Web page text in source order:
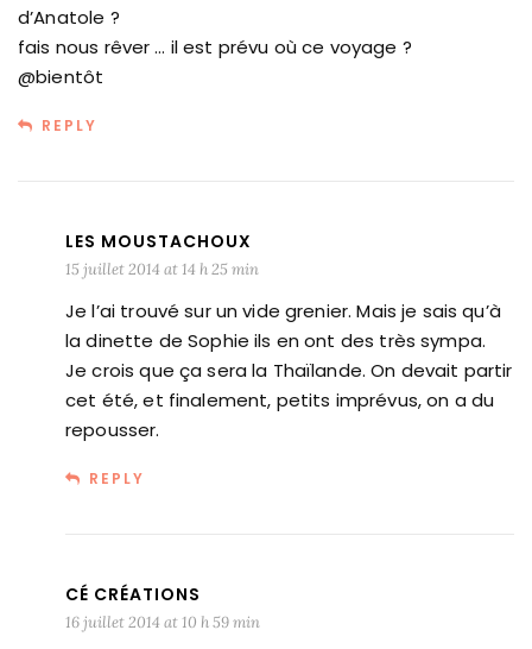
d’Anatole ?
fais nous rêver … il est prévu où ce voyage ?
@bientôt
REPLY
LES MOUSTACHOUX
15 juillet 2014 at 14 h 25 min
Je l’ai trouvé sur un vide grenier. Mais je sais qu’à
la dinette de Sophie ils en ont des très sympa.
Je crois que ça sera la Thaïlande. On devait partir
cet été, et finalement, petits imprévus, on a du
repousser.
REPLY
CÉ CRÉATIONS
16 juillet 2014 at 10 h 59 min